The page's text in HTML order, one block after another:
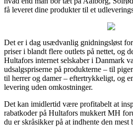
få leveret dine produkter til et
Det er i dag usædvanlig gnidningsløst
priser i blandt flere outlets på nettet, og
Hultafors internet selskaber i Danmark
udsalgspriserne på produkterne – til
til herrer og damer – eftertrykkeligt, og
levering uden omkostninger.
Det kan imidlertid være profitabelt at
rabatkoder på Hultafors mukkert MH
du er skråsikker på at indhente den mest